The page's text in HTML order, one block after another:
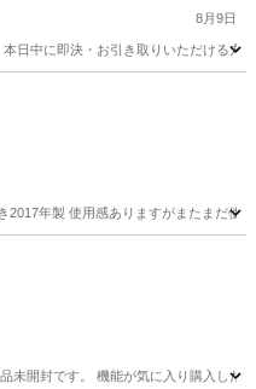
8月9日
日中に即決・お引き取りいただける
2017年製 使用感ありますがまたまだ使
未開封です。 機能が気に入り購入した